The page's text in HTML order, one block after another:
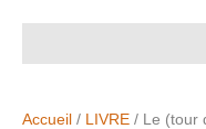
Accueil / LIVRE / Le (tour